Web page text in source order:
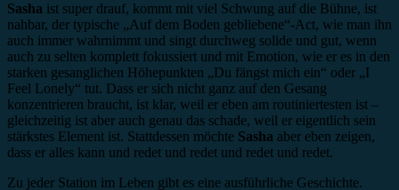
Sasha ist super drauf, kommt mit viel Schwung auf die Bühne, ist
nahbar, der typische „Auf dem Boden gebliebene“-Act, wie man ihn
auch immer wahrnimmt und singt durchweg solide und gut, wenn
auch zu selten komplett fokussiert und mit Emotion, wie er es in den
starken gesanglichen Höhepunkten „Du fängst mich ein“ oder „I
Feel Lonely“ tut. Dass er sich nicht ganz auf den Gesang
konzentrieren braucht, ist klar, weil er eben am routiniertesten ist –
gleichzeitig ist aber auch genau das schade, weil er eigentlich sein
stärkstes Element ist. Stattdessen möchte Sasha aber eben zeigen,
dass er alles kann und redet und redet und redet und redet.
Zu jeder Station im Leben gibt es eine ausführliche Geschichte.